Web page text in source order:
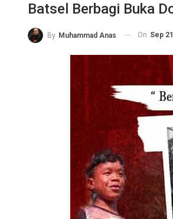
Batsel Berbagi Buka
By Muhammad Anas On Sep